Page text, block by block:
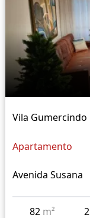
Vila Gumercindo
Apartamento
Avenida Susana
82 m² 2